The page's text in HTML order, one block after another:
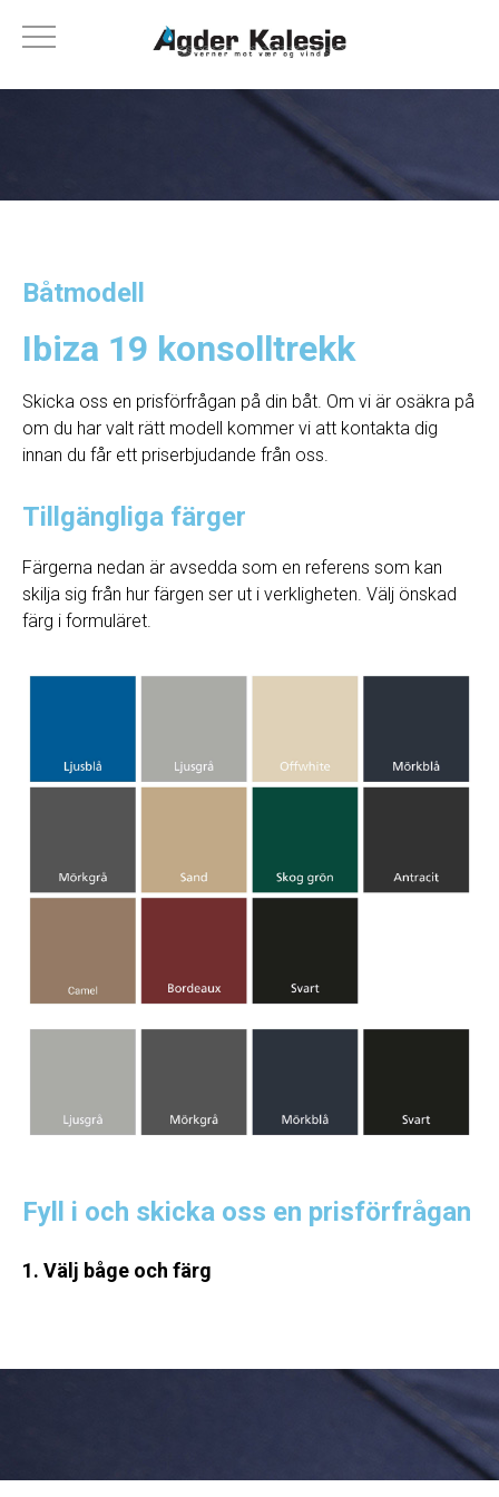
Båtmodell
Ibiza 19 konsolltrekk
Skicka oss en prisförfrågan på din båt. Om vi ​​är osäkra på
om du har valt rätt modell kommer vi att kontakta dig
innan du får ett priserbjudande från oss.
Tillgängliga färger
Färgerna nedan är avsedda som en referens som kan
skilja sig från hur färgen ser ut i verkligheten. Välj önskad
färg i formuläret.
Fyll i och skicka oss en prisförfrågan
1. Välj båge och färg